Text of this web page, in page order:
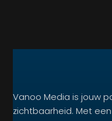
Vanoo Media is jouw
zichtbaarheid. Met